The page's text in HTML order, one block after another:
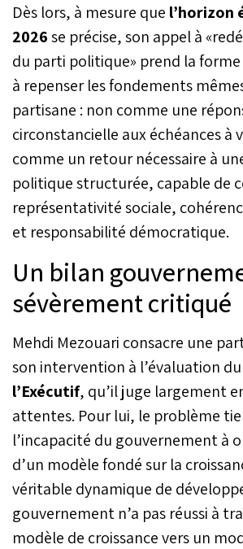
Dès lors, à mesure que l’horizon
2026se précise, son appel à
du parti politique» prend la
à repenser les fondements
partisane : non comme une
circonstancielle aux échéances à
comme un retour nécessaire à
politique structurée, capable de
représentativité sociale,
et responsabilité démocratique.
Un bilan
sévèrement critiqué
Mehdi Mezouari consacre une
son intervention à l’évaluation du
l’Exécutif, qu’il juge largement
attentes. Pour lui, le problème
l’incapacité du gouvernement à
d’un modèle fondé sur la
véritable dynamique de
gouvernement n’a pas réussi à
modèle de croissance vers un